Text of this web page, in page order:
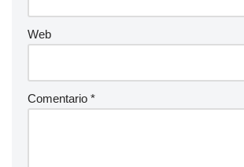
Web
Comentario *